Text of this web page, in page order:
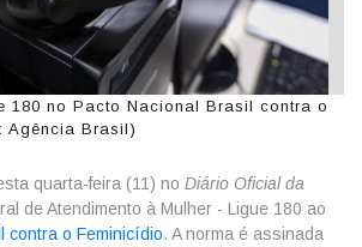
180 no Pacto Nacional Brasil contra o
Agência Brasil)
quarta-feira (11) no Diário Oficial da
de Atendimento à Mulher - Ligue 180 ao
contra o Feminicídio. A norma é assinada